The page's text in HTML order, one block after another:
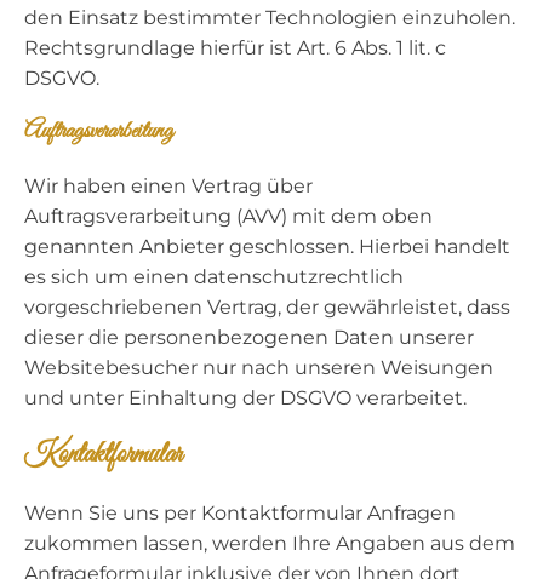
den Einsatz bestimmter Technologien einzuholen.
Rechtsgrundlage hierfür ist Art. 6 Abs. 1 lit. c
DSGVO.
Auftragsverarbeitung
Wir haben einen Vertrag über
Auftragsverarbeitung (AVV) mit dem oben
genannten Anbieter geschlossen. Hierbei handelt
es sich um einen datenschutzrechtlich
vorgeschriebenen Vertrag, der gewährleistet, dass
dieser die personenbezogenen Daten unserer
Websitebesucher nur nach unseren Weisungen
und unter Einhaltung der DSGVO verarbeitet.
Kontaktformular
Wenn Sie uns per Kontaktformular Anfragen
zukommen lassen, werden Ihre Angaben aus dem
Anfrageformular inklusive der von Ihnen dort